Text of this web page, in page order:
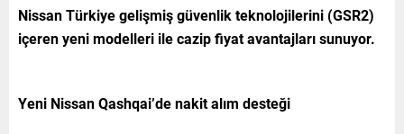
Nissan Türkiye gelişmiş güvenlik teknolojilerini (GSR2)
içeren yeni modelleri ile cazip fiyat avantajları sunuyor.
Yeni Nissan Qashqai’de nakit alım desteği